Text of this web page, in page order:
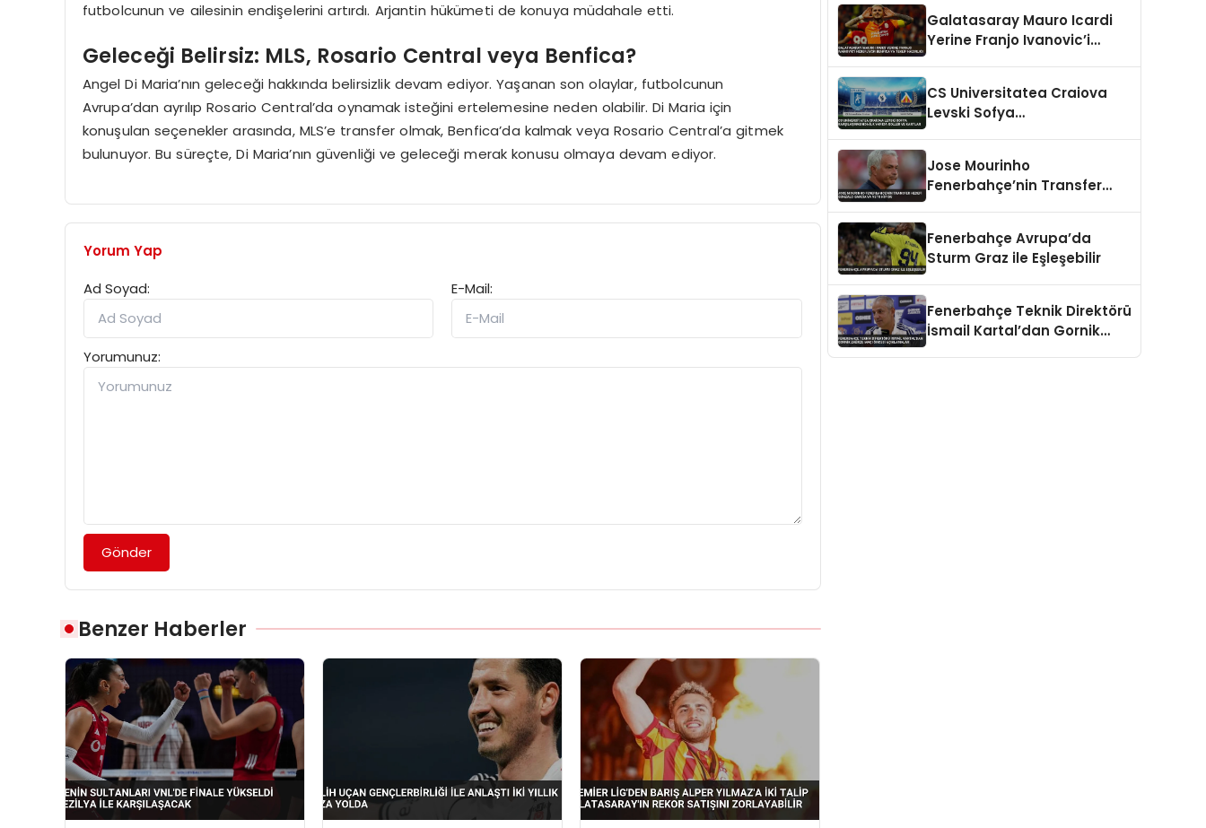
futbolcunun ve ailesinin endişelerini artırdı. Arjantin hükümeti de konuya müdahale etti.
Geleceği Belirsiz: MLS, Rosario Central veya Benfica?
Angel Di Maria’nın geleceği hakkında belirsizlik devam ediyor. Yaşanan son olaylar, futbolcunun
Avrupa’dan ayrılıp Rosario Central’da oynamak isteğini ertelemesine neden olabilir. Di Maria için
konuşulan seçenekler arasında, MLS’e transfer olmak, Benfica’da kalmak veya Rosario Central’a gitmek
bulunuyor. Bu süreçte, Di Maria’nın güvenliği ve geleceği merak konusu olmaya devam ediyor.
Yorum Yap
Ad Soyad:
E-Mail:
Yorumunuz:
Gönder
Benzer Haberler
Galatasaray Mauro Icardi
Yerine Franjo Ivanovic’i
CS Universitatea Craiova
Levski Sofya
Jose Mourinho
Fenerbahçe’nin Transfer
Fenerbahçe Avrupa’da
Sturm Graz ile Eşleşebilir
Fenerbahçe Teknik Direktörü
İsmail Kartal’dan Gornik